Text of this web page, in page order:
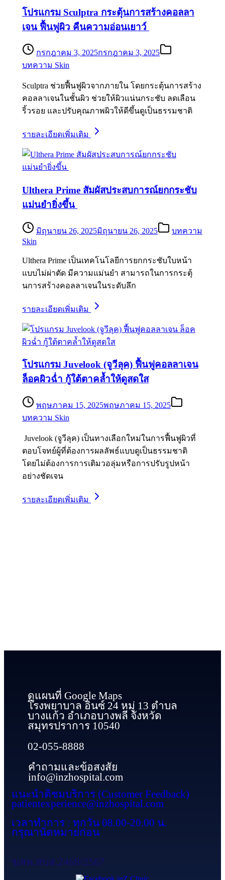
โปรแกรม Sculptra กระตุ้นการสร้างคอลลา
เจน ฟื้นฟูผิว คืนความอ่อนเยาว์
กรกฎาคม 3, 2025กรกฎาคม 3, 2025
บทความ Skin
Sculptra ช่วยฟื้นฟูผิวจากภายใน โดยกระตุ้นการสร้าง
คอลลาเจนในชั้นผิว ช่วยให้ผิวแน่นกระชับ ลดเลือน
ริ้วรอย และปรับคุณภาพผิวให้ดีขึ้นดูเป็นธรรมชาติ
รายละเอียดเพิ่มเติม
Ulthera Prime สัมผัสประสบการณ์ยกกระชับ
แม่นยำยิ่งขึ้น
มิถุนายน 26, 2025มิถุนายน 26, 2025
บทความ
Skin
Ulthera Prime เป็นเทคโนโลยีการยกกระชับใบหน้า
แบบไม่ผ่าตัด มีความแม่นยำ สามารถในการกระตุ้
นการสร้างคอลลาเจนในระดับลึก
รายละเอียดเพิ่มเติม
โปรแกรม Juvelook (จูวีลุค) ฟื้นฟูคอลลาเจน
ล็อคผิวฉ่ำ กู้ใต้ตาคล้ำให้ดูสดใส
พฤษภาคม 15, 2025พฤษภาคม 15, 2025
บทความ Skin
Juvelook (จูวีลุค) เป็นทางเลือกใหม่ในการฟื้นฟูผิวที่
ตอบโจทย์ผู้ที่ต้องการผลลัพธ์แบบดูเป็นธรรมชาติ
โดยไม่ต้องการการเติมวอลุ่มหรือการปรับรูปหน้า
อย่างชัดเจน
รายละเอียดเพิ่มเติม
ดูแผนที่ Google Maps
โรงพยาบาล อินซ์ 24 หมู่ 13 ตำบล
บางแก้ว อำเภอบางพลี จังหวัด
สมุทรปราการ 10540
02-055-8888
คำถามและข้อสงสัย
info@inzhospital.com
แนะนำติชมบริการ (Customer Feedback)
patientexperience@inzhospital.com
เวลาทำการ : ทุกวัน 08.00-20.00 น.
กรุณานัดหมายก่อน
ฆสพ.สบส.2468/2567